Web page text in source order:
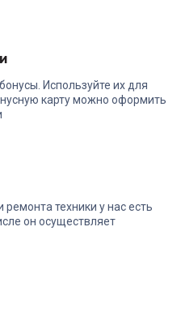
В корзину
Используйте их для
карту можно оформить
техники у нас есть
он осуществляет